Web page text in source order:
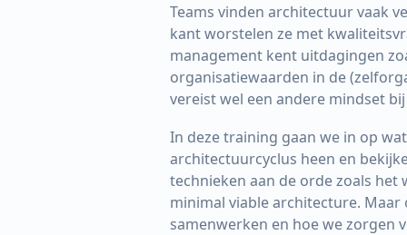
Teams vinden architectuur vaak
kant worstelen ze met
management kent uitdagingen
organisatiewaarden in de
vereist wel een andere mindset
In deze training gaan we in op
architectuurcyclus heen en
technieken aan de orde zoals
minimal viable architecture.
samenwerken en hoe we zorgen